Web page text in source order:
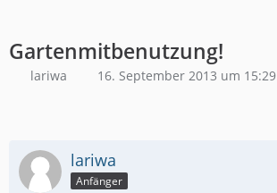
Gartenmitbenutzung!
lariwa 16. September 2013 um 15:29
lariwa
Anfänger